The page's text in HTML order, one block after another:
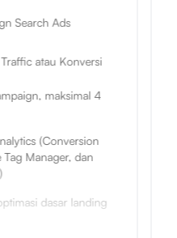
Search Ads
atau Konversi
maksimal 4
(Conversion
Manager, dan
dasar landing